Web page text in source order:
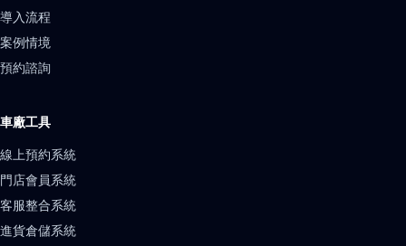
導入流程
案例情境
預約諮詢
車廠工具
線上預約系統
門店會員系統
客服整合系統
進貨倉儲系統